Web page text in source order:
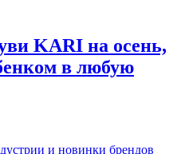
KARI на осень,
в любую